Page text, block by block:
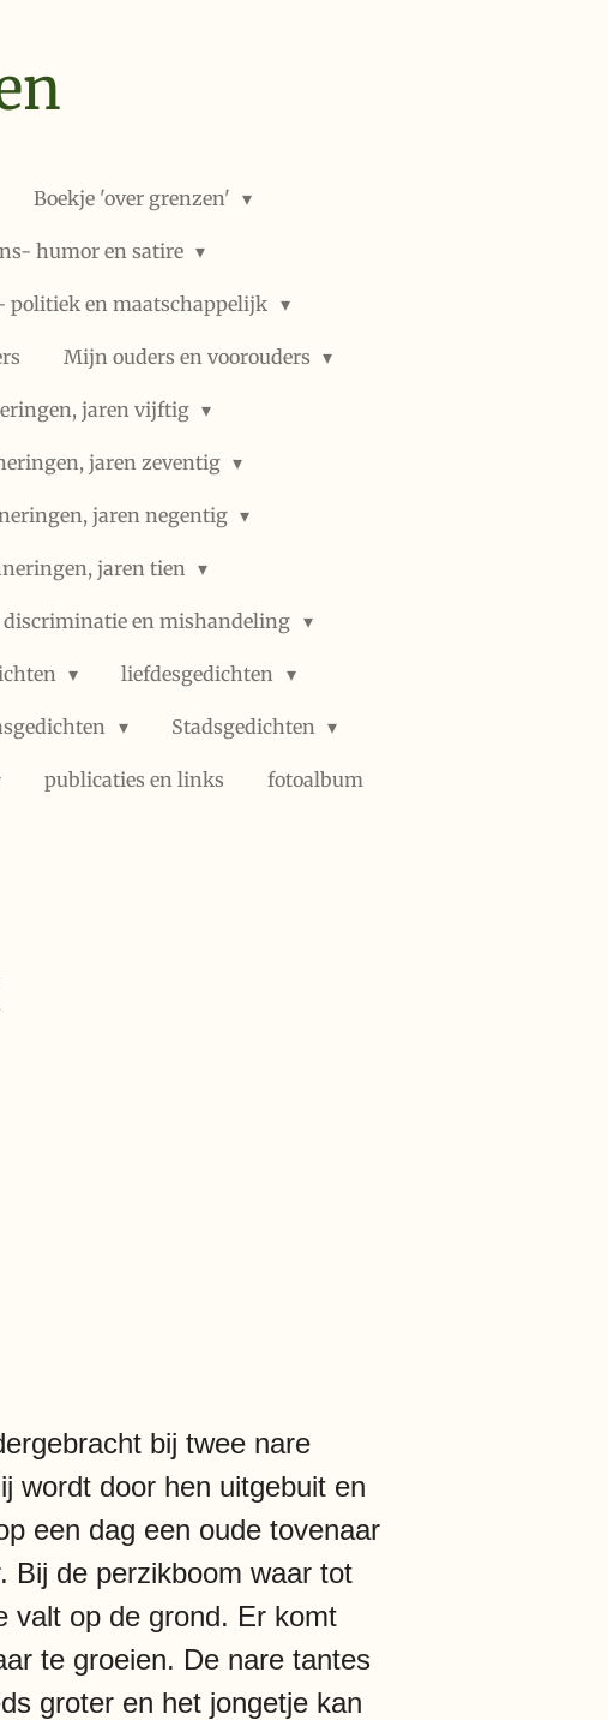
Boekje 'over grenzen'
humor en satire
politiek en maatschappelijk
Mijn ouders en voorouders
jaren vijftig
jaren zeventig
jaren negentig
jaren tien
discriminatie en mishandeling
liefdesgedichten
Stadsgedichten
publicaties en links fotoalbum
bij twee nare
wordt door hen uitgebuit en
een dag een oude tovenaar
Bij de perzikboom waar tot
valt op de grond. Er komt
te groeien. De nare tantes
groter en het jongetje kan